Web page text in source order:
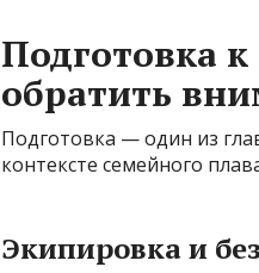
Подготовка
обратить
Подготовка — один из
контексте семейного
Экипировка и